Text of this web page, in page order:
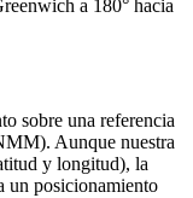
a 180° hacia
sobre una referencia
Aunque nuestra
y longitud), la
un posicionamiento